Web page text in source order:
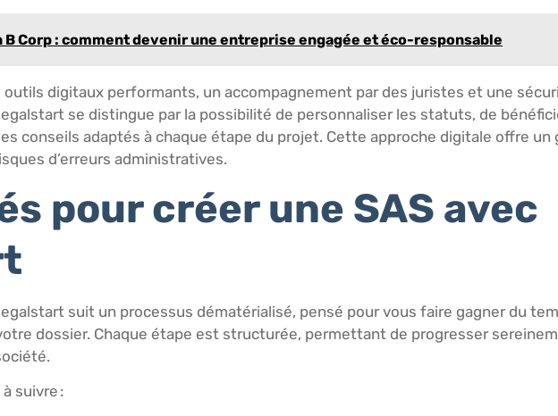
Corp : comment devenir une entreprise engagée et éco-responsable
digitaux performants, un accompagnement par des juristes et une
se distingue par la possibilité de personnaliser les statuts, de
conseils adaptés à chaque étape du projet. Cette approche digitale offre un
d’erreurs administratives.
pour créer une SAS avec
suit un processus dématérialisé, pensé pour vous faire gagner du
dossier. Chaque étape est structurée, permettant de progresser
suivre :